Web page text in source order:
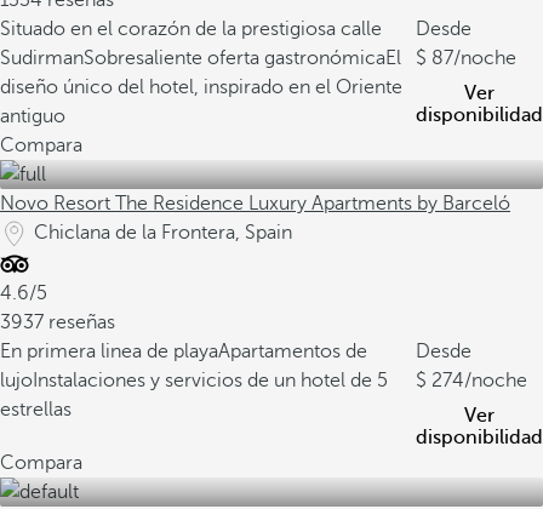
Situado en el corazón de la prestigiosa calle
SudirmanSobresaliente oferta gastronómicaEl
diseño único del hotel, inspirado en el Oriente
antiguo
Desde
87/noche
Ver
disponibilidad
Compara
Novo Resort The Residence Luxury Apartments by Barceló
Chiclana de la Frontera, Spain
4.6/5
3937 reseñas
En primera linea de playaApartamentos de
lujo Instalaciones y servicios de un hotel de 5
estrellas
Desde
274/noche
Ver
disponibilidad
Compara